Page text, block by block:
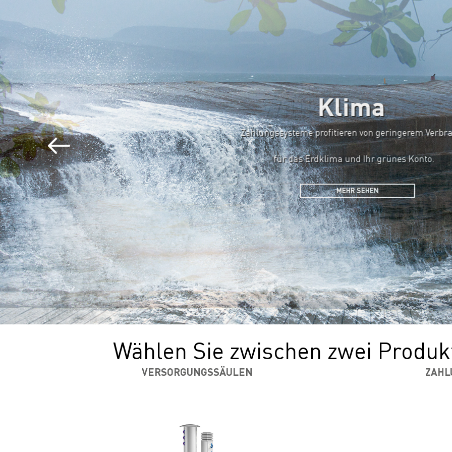
Klima
Zahlungssysteme profitieren von geringerem
für das Erdklima und Ihr grünes Konto.
MEHR SEHEN
Wählen Sie zwischen zwei
VERSORGUNGSSÄULEN